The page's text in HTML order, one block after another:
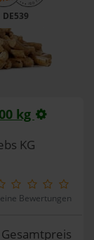
DE539
kg
KG
Bewertungen
Gesamtpreis